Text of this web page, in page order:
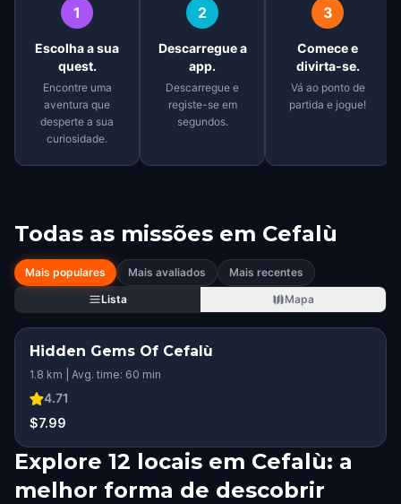
1
Escolha a sua
quest.
Encontre uma
aventura que
desperte a sua
curiosidade.
2
Descarregue a
app.
Descarregue e
registe-se em
segundos.
3
Comece e
divirta-se.
Vá ao ponto de
partida e jogue!
Todas as missões em Cefalù
Mais populares Mais avaliados
Mais recentes
Lista
Mapa
Hidden Gems Of Cefalù
1.8 km | Avg. time: 60 min
4.71
$7.99
Explore 12 locais em Cefalù: a
melhor forma de descobrir